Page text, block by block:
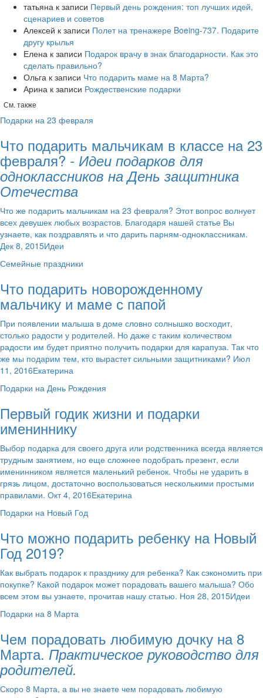
татьяна к записи Первый день рождения: топ лучших идей,
сценариев и советов
Алексей к записи ​Полет на тренажере Boeing-737. Подарите
другу крылья
Елена к записи Подарок врачу в знак благодарности. Как это
сделать правильно?
Ольга к записи Что подарить маме на 8 Марта?
Арина к записи Рождественские подарки
См. также
Подарки на 23 февраля
Что подарить мальчикам в классе на 23
февраля? - Идеи подарков для
одноклассников на День защитника
Отечества
Что же подарить мальчикам на 23 февраля? Этот вопрос волнует
всех девушек любых возрастов. Благодаря нашей статье Вы
узнаете, как поздравлять и что дарить парням-одноклассникам.
Дек 8, 2015Идеи
Семейные праздники
Что подарить новорожденному
мальчику и маме с папой
При появлении малыша в доме словно солнышко восходит,
столько радости у родителей. Но даже с таким количеством
радости им будет приятно получить подарки для карапуза. Так что
же мы подарим тем, кто вырастет сильными защитниками? Июл
11, 2016Екатерина
Подарки на День Рождения
Первый годик жизни и подарки
имениннику
Выбор подарка для своего друга или родственника всегда является
трудным занятием, но еще сложнее подобрать презент, если
именинником является маленький ребенок. Чтобы не ударить в
грязь лицом, достаточно воспользоваться несколькими простыми
правилами. Окт 4, 2016Екатерина
Подарки на Новый Год
Что можно подарить ребенку на Новый
Год 2019?
Как выбрать подарок к празднику для ребенка? Как сэкономить при
покупке? Какой подарок может порадовать вашего малыша? Обо
всем этом вы узнаете, прочитав нашу статью. Ноя 28, 2015Идеи
Подарки на 8 Марта
Чем порадовать любимую дочку на 8
Марта.Практическое руководство для
родителей.
Скоро 8 Марта, а вы не знаете чем порадовать любимую